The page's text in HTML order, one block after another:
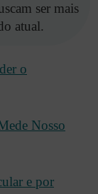
ser mais
atual.
o
Nosso
e por